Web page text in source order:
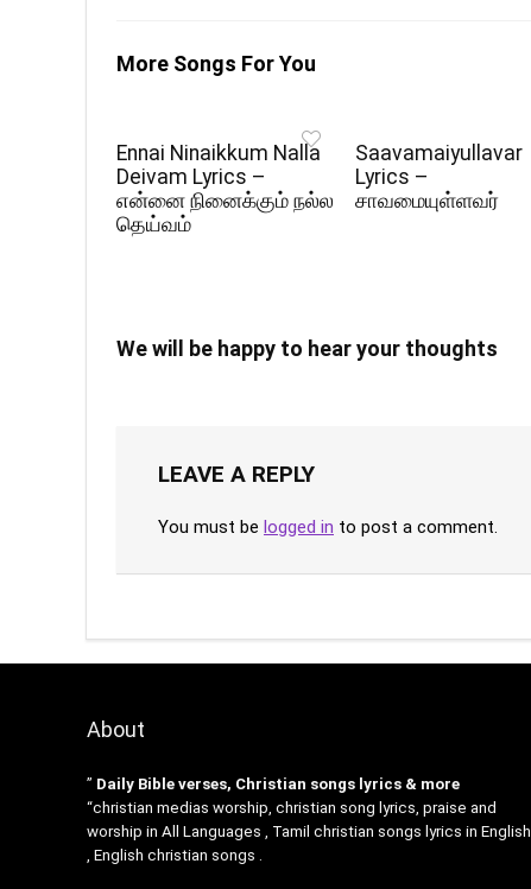
More Songs For You
Ennai Ninaikkum Nalla
Deivam Lyrics –
என்னை நினைக்கும் நல்ல
தெய்வம்
Saavamaiyullavar
Lyrics –
சாவமையுள்ளவர்
We will be happy to hear your thoughts
LEAVE A REPLY
You must be logged in to post a comment.
About
” Daily Bible verses, Christian songs lyrics & more
“christian medias worship, christian song lyrics, praise and
worship in All Languages , Tamil christian songs lyrics in English
, English christian songs .